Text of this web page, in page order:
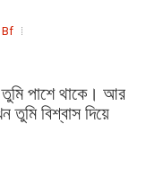
Bf
পাশে থাকে। আর
বিশ্বাস দিয়ে